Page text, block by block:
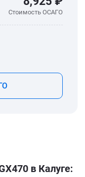
Стоимость ОСАГО
в Калуге: